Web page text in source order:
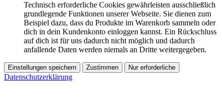
Technisch erforderliche Cookies gewährleisten ausschließlich
grundlegende Funktionen unserer Webseite. Sie dienen zum
Beispiel dazu, dass du Produkte im Warenkorb sammeln oder
dich in dein Kundenkonto einloggen kannst. Ein Rückschluss
auf dich ist für uns dadurch nicht möglich und dadurch
anfallende Daten werden niemals an Dritte weitergegeben.
Einstellungen speichern Zustimmen Nur erforderliche
Datenschutzerklärung